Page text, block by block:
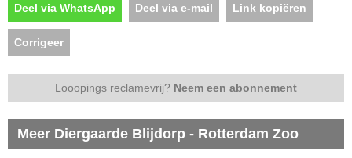
Deel via WhatsApp Deel via e-mail Link kopiëren
Corrigeer
Looopings reclamevrij? Neem een abonnement
Meer Diergaarde Blijdorp - Rotterdam Zoo